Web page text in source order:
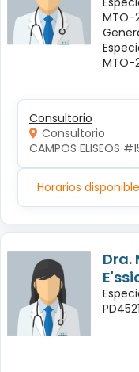
MTO-
MTO-
Consultorio
Consultorio
CAMPOS ELISEOS
Horarios
Dra.